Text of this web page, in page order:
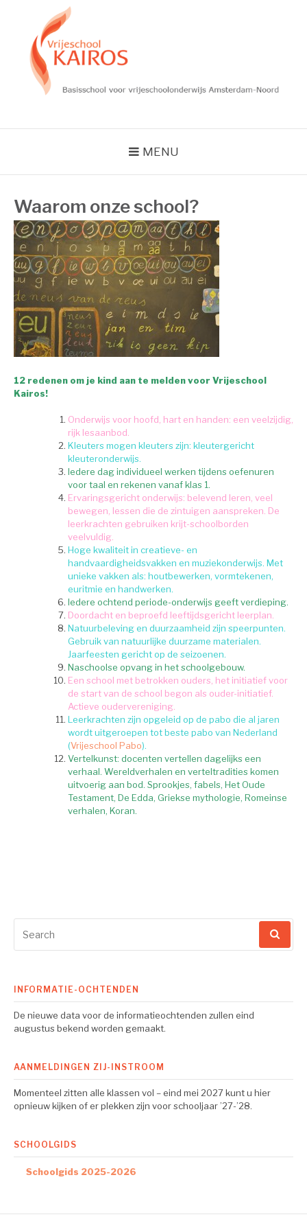
KAIROS
MENU
Waarom onze school?
12 redenen om je kind aan te melden voor Vrijeschool
Kairos!
Onderwijs voor hoofd, hart en handen: een veelzijdig,
rijk lesaanbod.
Kleuters mogen kleuters zijn: kleutergericht
kleuteronderwijs.
Iedere dag individueel werken tijdens oefenuren
voor taal en rekenen vanaf klas 1.
Ervaringsgericht onderwijs: belevend leren, veel
bewegen, lessen die de zintuigen aanspreken. De
leerkrachten gebruiken krijt-schoolborden
veelvuldig.
Hoge kwaliteit in creatieve- en
handvaardigheidsvakken en muziekonderwijs. Met
unieke vakken als: houtbewerken, vormtekenen,
euritmie en handwerken.
Iedere ochtend periode-onderwijs geeft verdieping.
Doordacht en beproefd leeftijdsgericht leerplan.
Natuurbeleving en duurzaamheid zijn speerpunten.
Gebruik van natuurlijke duurzame materialen.
Jaarfeesten gericht op de seizoenen.
Naschoolse opvang in het schoolgebouw.
Een school met betrokken ouders, het initiatief voor
de start van de school begon als ouder-initiatief.
Actieve oudervereniging.
Leerkrachten zijn opgeleid op de pabo die al jaren
wordt uitgeroepen tot beste pabo van Nederland
(Vrijeschool Pabo).
Vertelkunst: docenten vertellen dagelijks een
verhaal. Wereldverhalen en verteltradities komen
uitvoerig aan bod. Sprookjes, fabels, Het Oude
Testament, De Edda, Griekse mythologie, Romeinse
verhalen, Koran.
for:
INFORMATIE-OCHTENDEN
De nieuwe data voor de informatieochtenden zullen eind
augustus bekend worden gemaakt.
AANMELDINGEN ZIJ-INSTROOM
Momenteel zitten alle klassen vol – eind mei 2027 kunt u hier
opnieuw kijken of er plekken zijn voor schooljaar ’27-’28.
SCHOOLGIDS
Schoolgids 2025-2026